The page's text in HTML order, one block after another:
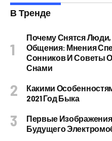
В Тренде
Почему Снятся
Общения: Мнения
Сонников И Советы
Снами
Какими
2021 Год Быка
Первые Изображения
Будущего